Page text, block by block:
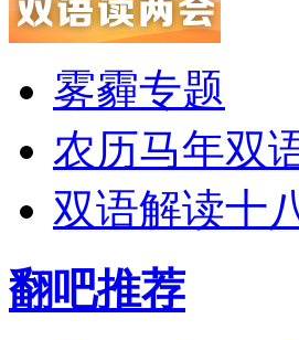
雾霾专题
农历马年双
双语解读十
翻吧推荐